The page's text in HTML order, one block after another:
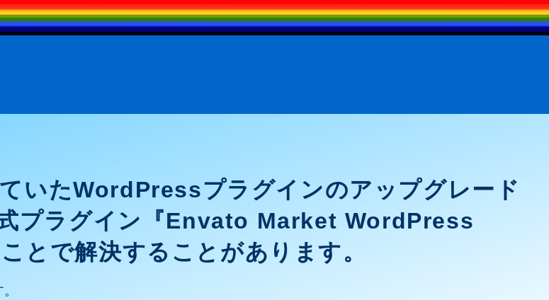
いたWordPressプラグインのアップグレード
プラグイン『Envato Market WordPress
とで解決することがあります。